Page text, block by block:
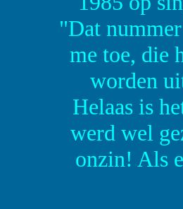
"Dat
me toe, die
worden
Helaas is
werd wel
onzin! Als